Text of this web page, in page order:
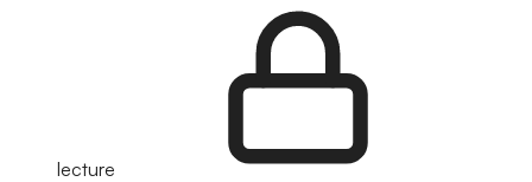
lecture